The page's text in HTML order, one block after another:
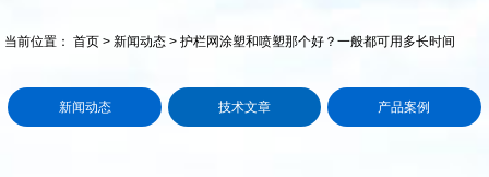
当前位置：首页 >新闻动态 > 护栏网涂塑和喷塑那个好？一般都可用多长时间
新闻动态 技术文章 产品案例